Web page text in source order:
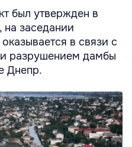
был утвержден в
на заседании
в связи с
разрушением дамбы
Днепр.